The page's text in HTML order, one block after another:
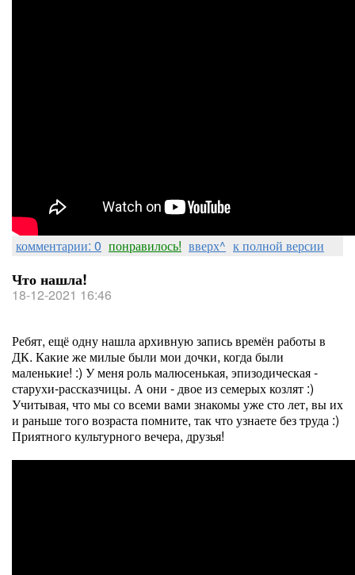
комментарии: 0 понравилось! вверх^ к полной версии
Что нашла!
18-12-2021 16:46
Ребят, ещё одну нашла архивную запись времён работы в
ДК. Какие же милые были мои дочки, когда были
маленькие! :) У меня роль малюсенькая, эпизодическая -
старухи-рассказчицы. А они - двое из семерых козлят :)
Учитывая, что мы со всеми вами знакомы уже сто лет, вы их
и раньше того возраста помните, так что узнаете без труда :)
Приятного культурного вечера, друзья!